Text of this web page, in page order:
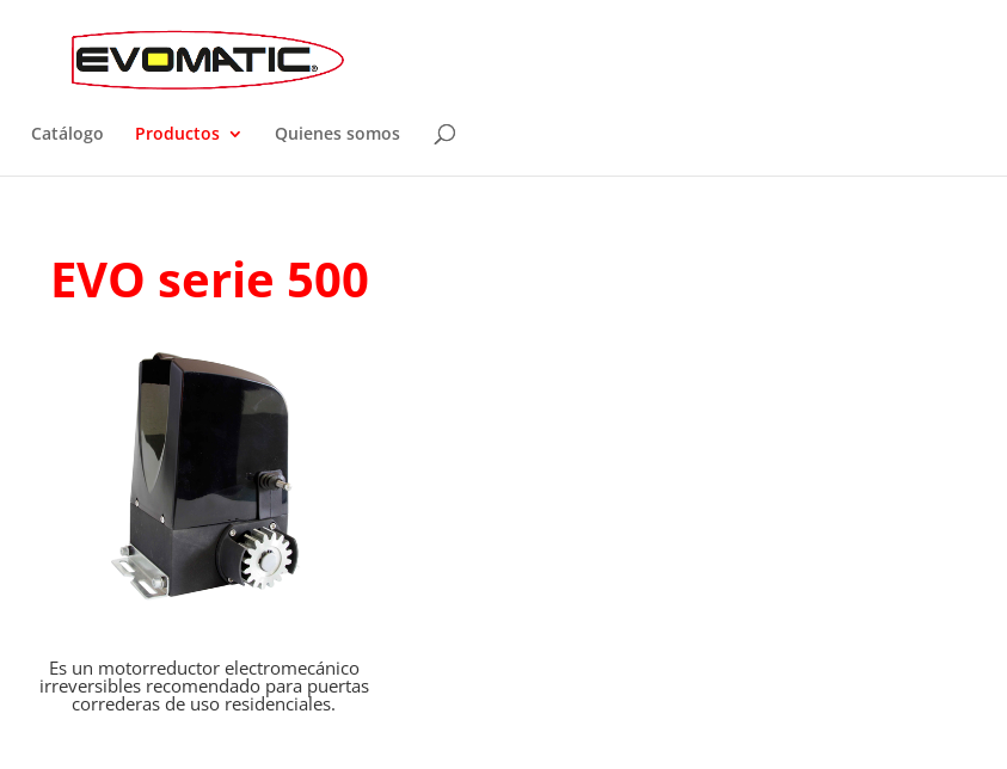
Catálogo Productos Quienes somos
EVO serie 500
Es un motorreductor electromecánico
irreversibles recomendado para puertas
correderas de uso residenciales.